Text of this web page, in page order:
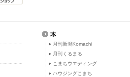
月刊新潟Komachi
月刊くるまる
こまちウエディング
ハウジングこまち